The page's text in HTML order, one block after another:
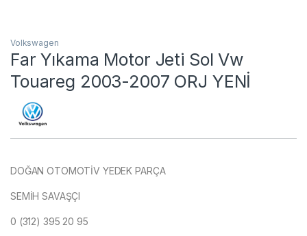
Volkswagen
Far Yıkama Motor Jeti Sol Vw
Touareg 2003-2007 ORJ YENİ
DOĞAN OTOMOTİV YEDEK PARÇA
SEMİH SAVAŞÇI
0 (312) 395 20 95